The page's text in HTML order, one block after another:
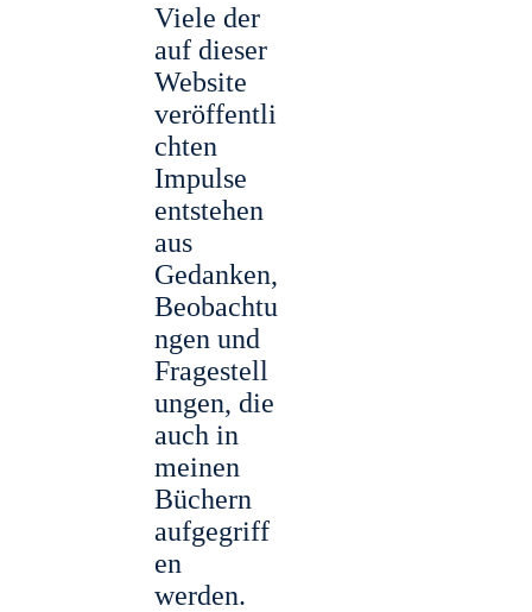
Viele der
auf dieser
Website
veröffentli
chten
Impulse
entstehen
aus
Gedanken,
Beobachtu
ngen und
Fragestell
ungen, die
auch in
meinen
Büchern
aufgegriff
en
werden.